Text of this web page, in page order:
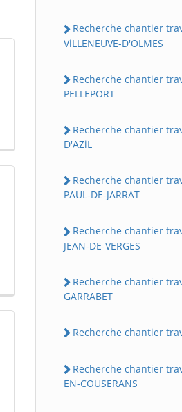
Recherche chantier
ViLLENEUVE-D'OLMES
Recherche chantier
PELLEPORT
Recherche chantier
D'AZiL
Recherche chantier
PAUL-DE-JARRAT
Recherche chantier
JEAN-DE-VERGES
Recherche chantier
GARRABET
Recherche chantier
Recherche chantier
EN-COUSERANS